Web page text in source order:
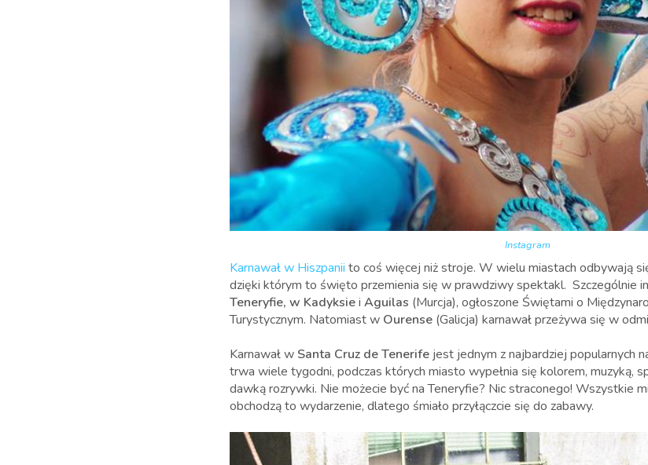
Instagram
Karnawał w Hiszpanii to coś więcej niż stroje. W wielu miastach odbywają
dzięki którym to święto przemienia się w prawdziwy spektakl. Szczególnie
Teneryfie, w Kadyksiei Aguilas (Murcja), ogłoszone Świętami o
Turystycznym. Natomiast w Ourense (Galicja) karnawał przeżywa się w
Karnawał w Santa Cruz de Tenerife jest jednym z najbardziej popularnych
trwa wiele tygodni, podczas których miasto wypełnia się kolorem, muzyką,
dawką rozrywki. Nie możecie być na Teneryfie? Nic straconego! Wszystkie
obchodzą to wydarzenie, dlatego śmiało przyłączcie się do zabawy.